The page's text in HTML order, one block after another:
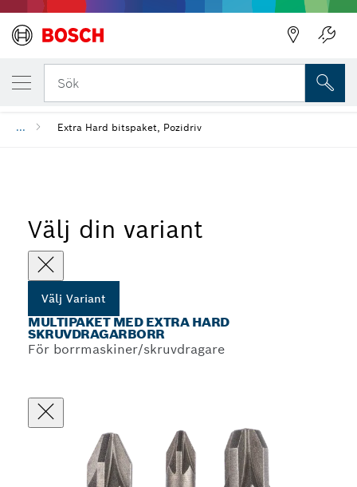
Sök
... Extra Hard bitspaket, Pozidriv
Välj din variant
Välj Variant
MULTIPAKET MED EXTRA HARD
SKRUVDRAGARBORR
För borrmaskiner/skruvdragare
DIN UTVALDA VARIANT
Multipaket med Extra Hard